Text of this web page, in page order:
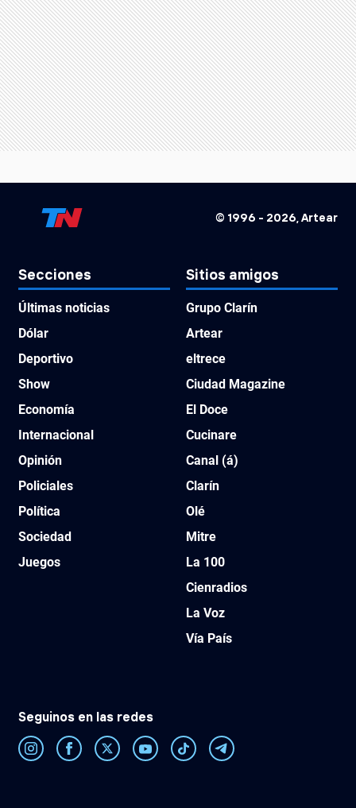
© 1996 - 2026 , Artear
Secciones
Últimas noticias
Dólar
Deportivo
Show
Economía
Internacional
Opinión
Policiales
Política
Sociedad
Juegos
Sitios amigos
Grupo Clarín
Artear
eltrece
Ciudad Magazine
El Doce
Cucinare
Canal (á)
Clarín
Olé
Mitre
La 100
Cienradios
La Voz
Vía País
Seguinos en las redes